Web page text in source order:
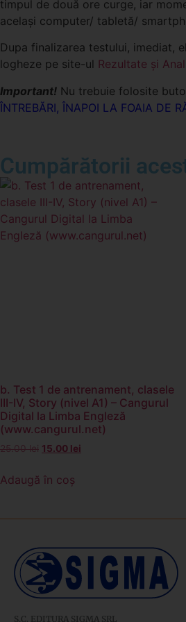
timpul de două ore curge, iar
același computer/ tabletă/
Dupa finalizarea testului, imediat,
logheze pe site-ul Rezultate și
Important! Nu trebuie folosite
ÎNTREBĂRI, ÎNAPOI LA FOAIA DE
Cumpărătorii
b. Test 1 de antrenament, clasele
III-IV, Story (nivel A1) – Cangurul
Digital la Limba Engleză
(www.cangurul.net)
25.00lei 15.00 lei
Adaugă în coș
S.C. EDITURA SIGMA SRL